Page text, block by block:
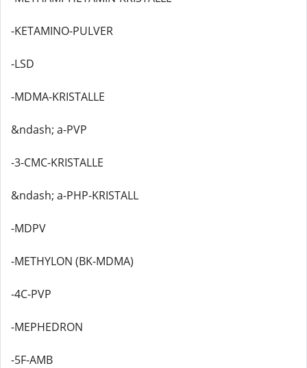
-KETAMINO-PULVER
-LSD
-MDMA-KRISTALLE
&ndash; a-PVP
-3-CMC-KRISTALLE
&ndash; a-PHP-KRISTALL
-MDPV
-METHYLON (BK-MDMA)
-4C-PVP
-MEPHEDRON
-5F-AMB